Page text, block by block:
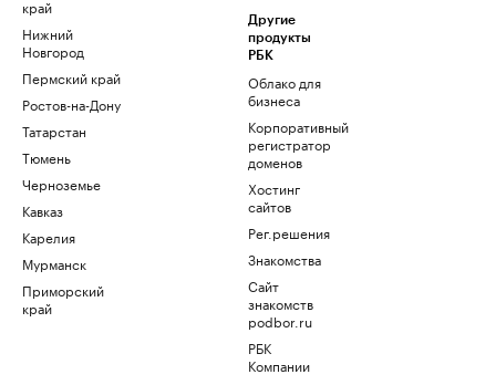
край
Нижний
Новгород
Пермский край
Ростов-на-Дону
Татарстан
Тюмень
Черноземье
Кавказ
Карелия
Мурманск
Приморский
край
Другие
продукты
РБК
Облако для
бизнеса
Корпоративный
регистратор
доменов
Хостинг
сайтов
Рег.решения
Знакомства
Сайт
знакомств
podbor.ru
РБК
Компании